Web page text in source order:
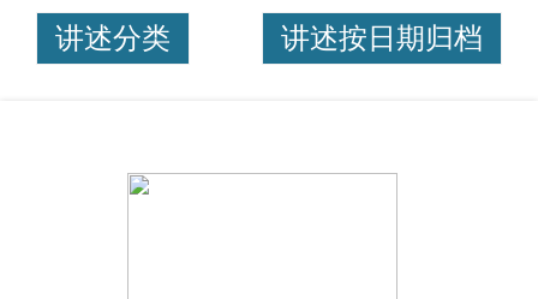
讲述分类 讲述按日期归档